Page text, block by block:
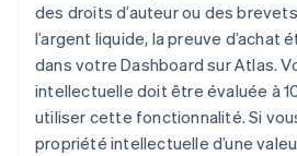
des droits d’auteur ou des
l’argent liquide, la preuve d’achat
dans votre Dashboard sur Atlas.
intellectuelle doit être évaluée à
utiliser cette fonctionnalité. Si
propriété intellectuelle d’une